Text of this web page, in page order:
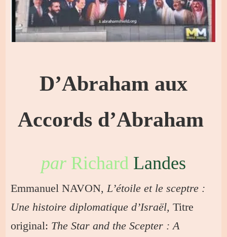
D’Abraham aux
Accords d’Abraham
par Richard Landes
Emmanuel NAVON, L’étoile et le sceptre :
Une histoire diplomatique d’Israël,Titre
original: The Star and the Scepter : A